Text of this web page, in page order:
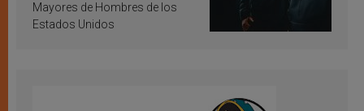
Mayores de Hombres de los
Estados Unidos